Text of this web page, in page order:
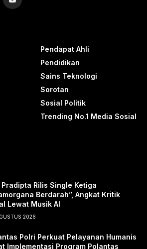
Pendapat Ahli
Pendidikan
Sains Teknologi
Sorotan
Sosial Politik
Trending No.1 Media Sosial
Rilis Single Ketiga
Berdarah”, Angkat Kritik
Lewat Musik AI
2026
Polri Perkuat Pelayanan Humanis
Implementasi Program Polantas